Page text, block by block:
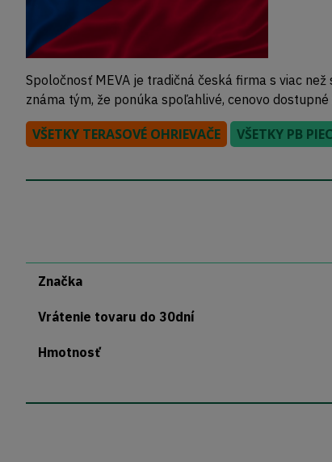
Spoločnosť MEVA je tradičná česká firma s viac
známa tým, že ponúka spoľahlivé, cenovo
VŠETKY TERASOVÉ OHRIEVAČE VŠETKY PB
Značka
Vrátenie tovaru do 30dní
Hmotnosť